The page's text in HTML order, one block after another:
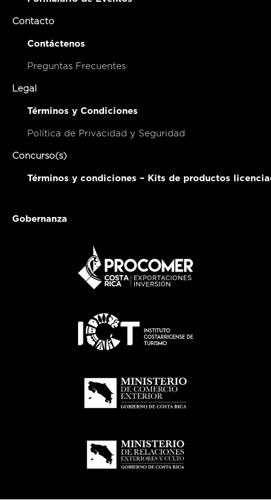
Contacto
Contáctenos
Preguntas Frecuentes
Legal
Términos y Condiciones
Política de Privacidad y Seguridad
Concurso(s)
Términos y condiciones – Kits de productos
Gobernanza